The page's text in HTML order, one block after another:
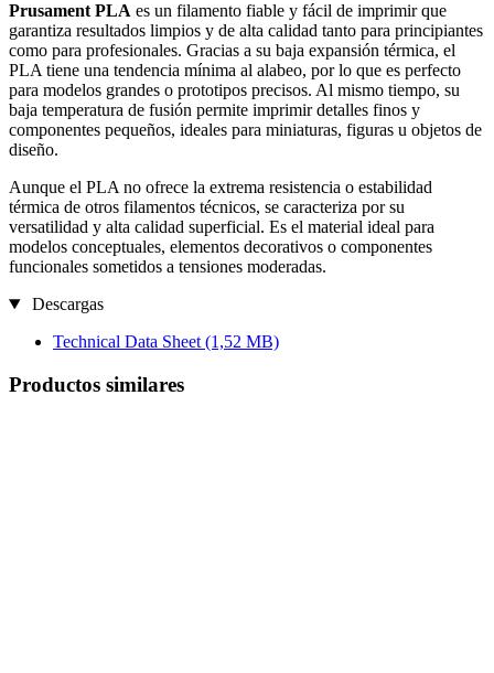
Prusament PLA es un filamento fiable y fácil de imprimir que
garantiza resultados limpios y de alta calidad tanto para principiantes
como para profesionales. Gracias a su baja expansión térmica, el
PLA tiene una tendencia mínima al alabeo, por lo que es perfecto
para modelos grandes o prototipos precisos. Al mismo tiempo, su
baja temperatura de fusión permite imprimir detalles finos y
componentes pequeños, ideales para miniaturas, figuras u objetos de
diseño.
Aunque el PLA no ofrece la extrema resistencia o estabilidad
térmica de otros filamentos técnicos, se caracteriza por su
versatilidad y alta calidad superficial. Es el material ideal para
modelos conceptuales, elementos decorativos o componentes
funcionales sometidos a tensiones moderadas.
Descargas
Technical Data Sheet (1,52 MB)
Productos similares